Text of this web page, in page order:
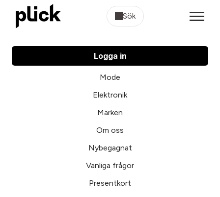
Sök
Logga in
Mode
Elektronik
Märken
Om oss
Nybegagnat
Vanliga frågor
Presentkort